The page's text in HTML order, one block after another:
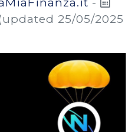
25/05/2025